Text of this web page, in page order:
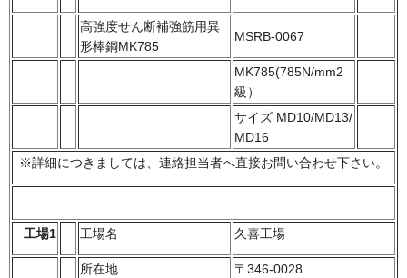
高強度せん断補強筋用異
形棒鋼MK785
MSRB-0067
MK785(785N/mm2
級）
サイズ MD10/MD13/
MD16
※詳細につきましては、連絡担当者へ直接お問い合わせ下さい。
工場1 工場名 久喜工場
所在地 〒346-0028